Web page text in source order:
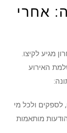
אחרי
לקיצו.
האירוע
ולכל מי
מותאמות